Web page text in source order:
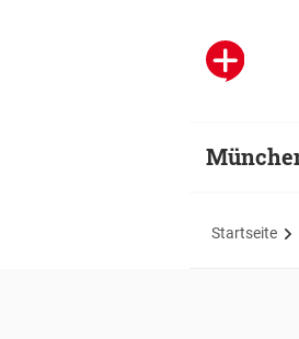
Startseite